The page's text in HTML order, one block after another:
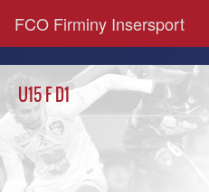
FCO Firminy Insersport
U15 F D1